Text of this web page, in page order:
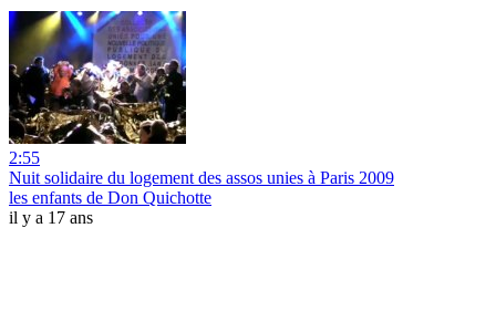
2:55
Nuit solidaire du logement des assos unies à Paris 2009
les enfants de Don Quichotte
il y a 17 ans